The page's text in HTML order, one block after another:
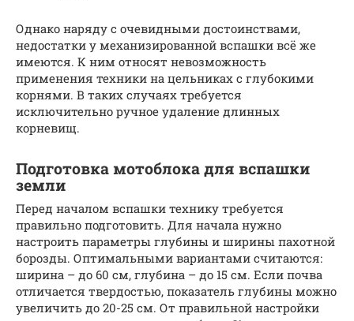
Однако наряду с очевидными достоинствами,
недостатки у механизированной вспашки всё же
имеются. К ним относят невозможность
применения техники на цельниках с глубокими
корнями. В таких случаях требуется
исключительно ручное удаление длинных
корневищ.
Подготовка мотоблока для вспашки
земли
Перед началом вспашки технику требуется
правильно подготовить. Для начала нужно
настроить параметры глубины и ширины пахотной
борозды. Оптимальными вариантами считаются:
ширина – до 60 см, глубина – до 15 см. Если почва
отличается твердостью, показатель глубины можно
увеличить до 20-25 см. От правильной настройки